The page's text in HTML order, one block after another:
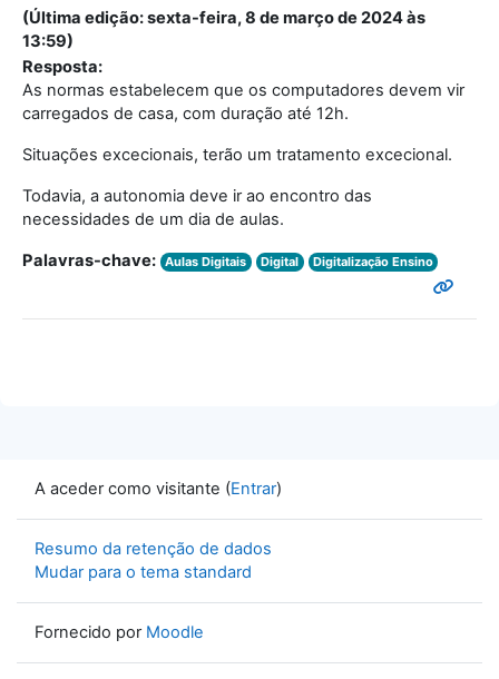
(Última edição: sexta-feira, 8 de março de 2024 às
13:59)
Resposta:
As normas estabelecem que os computadores devem vir
carregados de casa, com duração até 12h.
Situações excecionais, terão um tratamento excecional.
Todavia, a autonomia deve ir ao encontro das
necessidades de um dia de aulas.
Palavras-chave: Aulas Digitais Digital Digitalização Ensino
A aceder como visitante (Entrar)
Resumo da retenção de dados
Mudar para o tema standard
Fornecido por Moodle